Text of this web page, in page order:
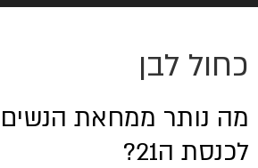
כחול לבן
מה נותר ממחאת
לכנסת ה21?